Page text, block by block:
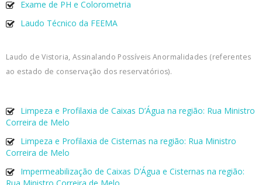
Exame de PH e Colorometria
Laudo Técnico da FEEMA
Laudo de Vistoria, Assinalando Possíveis Anormalidades (referentes
ao estado de conservação dos reservatórios).
Limpeza e Profilaxia de Caixas D’Água na região: Rua Ministro
Correira de Melo
Limpeza e Profilaxia de Cisternas na região: Rua Ministro
Correira de Melo
Impermeabilização de Caixas D’Água e Cisternas na região:
Rua Ministro Correira de Melo